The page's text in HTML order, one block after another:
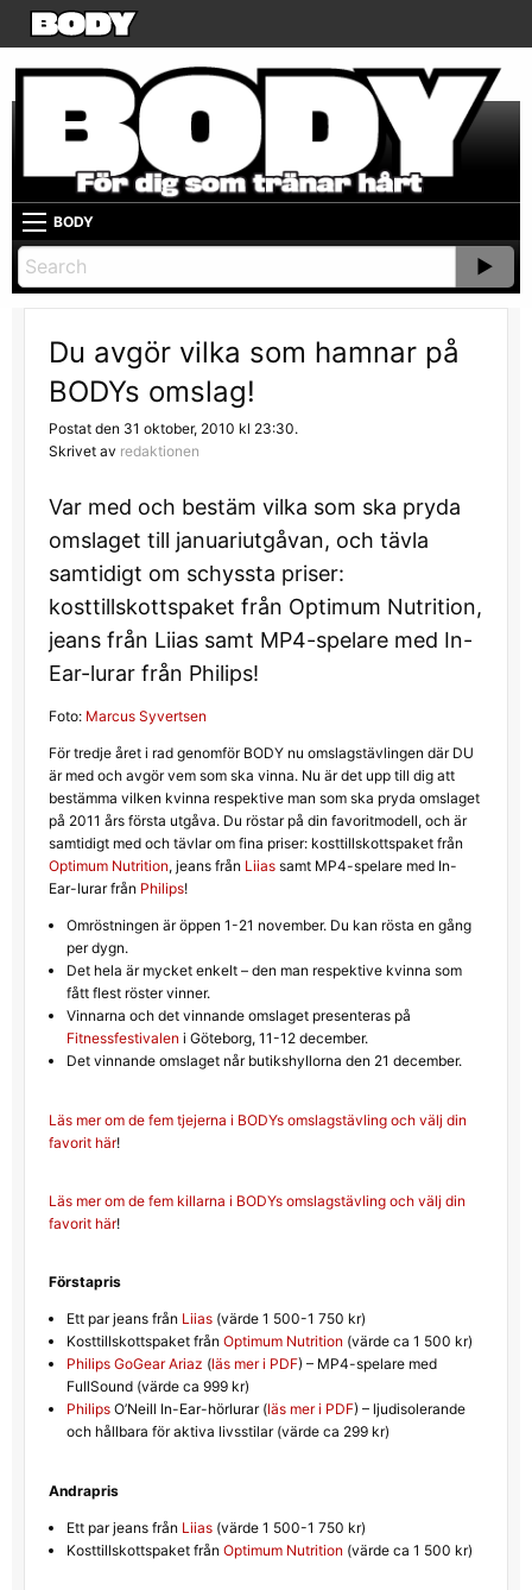
BODY
Du avgör vilka som hamnar på
BODYs omslag!
Postat den 31 oktober, 2010 kl 23:30.
Skrivet av redaktionen
Var med och bestäm vilka som ska pryda
omslaget till januariutgåvan, och tävla
samtidigt om schyssta priser:
kosttillskottspaket från Optimum Nutrition,
jeans från Liias samt MP4-spelare med In-
Ear-lurar från Philips!
Foto: Marcus Syvertsen
För tredje året i rad genomför BODY nu omslagstävlingen där DU
är med och avgör vem som ska vinna. Nu är det upp till dig att
bestämma vilken kvinna respektive man som ska pryda omslaget
på 2011 års första utgåva. Du röstar på din favoritmodell, och är
samtidigt med och tävlar om fina priser: kosttillskottspaket från
Optimum Nutrition, jeans från Liiassamt MP4-spelare med In-
Ear-lurar från Philips!
Omröstningen är öppen 1-21 november. Du kan rösta en gång
per dygn.
Det hela är mycket enkelt – den man respektive kvinna som
fått flest röster vinner.
Vinnarna och det vinnande omslaget presenteras på
Fitnessfestivalen i Göteborg, 11-12 december.
Det vinnande omslaget når butikshyllorna den 21 december.
Läs mer om de fem tjejerna i BODYs omslagstävling och välj din
favorit här!
Läs mer om de fem killarna i BODYs omslagstävling och välj din
favorit här!
Förstapris
Ett par jeans från Liias(värde 1 500-1 750 kr)
Kosttillskottspaket från Optimum Nutrition (värde ca 1 500 kr)
PhilipsGoGear Ariaz (läs mer i PDF) – MP4-spelare med
FullSound (värde ca 999 kr)
PhilipsO’Neill In-Ear-hörlurar (läs mer i PDF) – ljudisolerande
och hållbara för aktiva livsstilar (värde ca 299 kr)
Andrapris
Ett par jeans från Liias(värde 1 500-1 750 kr)
Kosttillskottspaket från Optimum Nutrition (värde ca 1 500 kr)